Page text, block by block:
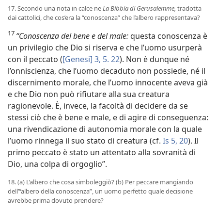
17. Secondo una nota in calce neLa Bibbia di Gerusalemme, tradotta
dai cattolici, che cos’era la “conoscenza” che l’albero rappresentava?
17 “Conoscenza del bene e del male:questa conoscenza è
un privilegio che Dio si riserva e che l’uomo usurperà
con il peccato ([Genesi] 3, 5. 22). Non è dunque né
l’onniscienza, che l’uomo decaduto non possiede, né il
discernimento morale, che l’uomo innocente aveva già
e che Dio non può rifiutare alla sua creatura
ragionevole. È, invece, la facoltà di decidere da se
stessi ciò che è bene e male, e di agire di conseguenza:
una rivendicazione di autonomia morale con la quale
l’uomo rinnega il suo stato di creatura (cf. Is 5, 20). Il
primo peccato è stato un attentato alla sovranità di
Dio, una colpa di orgoglio”.
18. (a) L’albero che cosa simboleggiò? (b) Per peccare mangiando
dell’“albero della conoscenza”, un uomo perfetto quale decisione
avrebbe prima dovuto prendere?